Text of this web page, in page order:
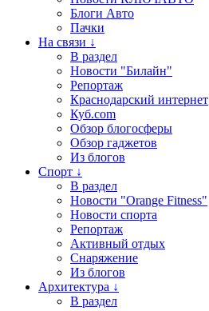
Блоги Авто
Пачки
На связи ↓
В раздел
Новости "Билайн"
Репортаж
Краснодарский интернет
Куб.com
Обзор блогосферы
Обзор гаджетов
Из блогов
Спорт ↓
В раздел
Новости "Orange Fitness"
Новости спорта
Репортаж
Активный отдых
Снаряжение
Из блогов
Архитектура ↓
В раздел